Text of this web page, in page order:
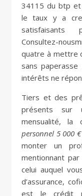
34115 du btp et
le taux y a
satisfaisants
Consultez-
quatre à mettre
sans
intérêts ne
Tiers et des
présents sur
mensualité,
personnel 5 000 €
monter un
mentionnant
celui auquel
d’assurance,
est le crédit